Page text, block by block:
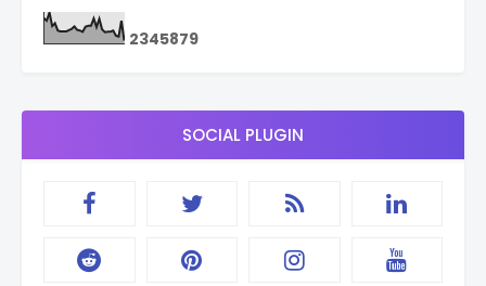
2345879
SOCIAL PLUGIN